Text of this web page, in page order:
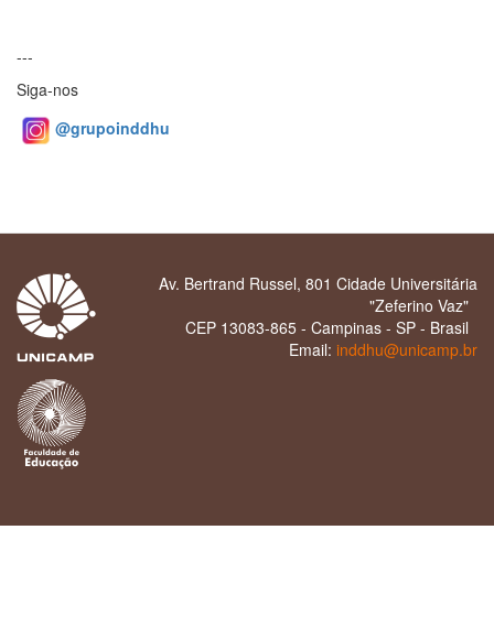
---
Siga-nos
@grupoinddhu
Av. Bertrand Russel, 801 Cidade Universitária
"Zeferino Vaz"
CEP 13083-865 - Campinas - SP - Brasil
Email: inddhu@unicamp.br